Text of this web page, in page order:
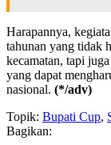
Harapannya,
tahunan yang tidak
kecamatan, tapi
yang dapat
nasional. (*/adv)
Topik: Bupati Cup,
Bagikan: